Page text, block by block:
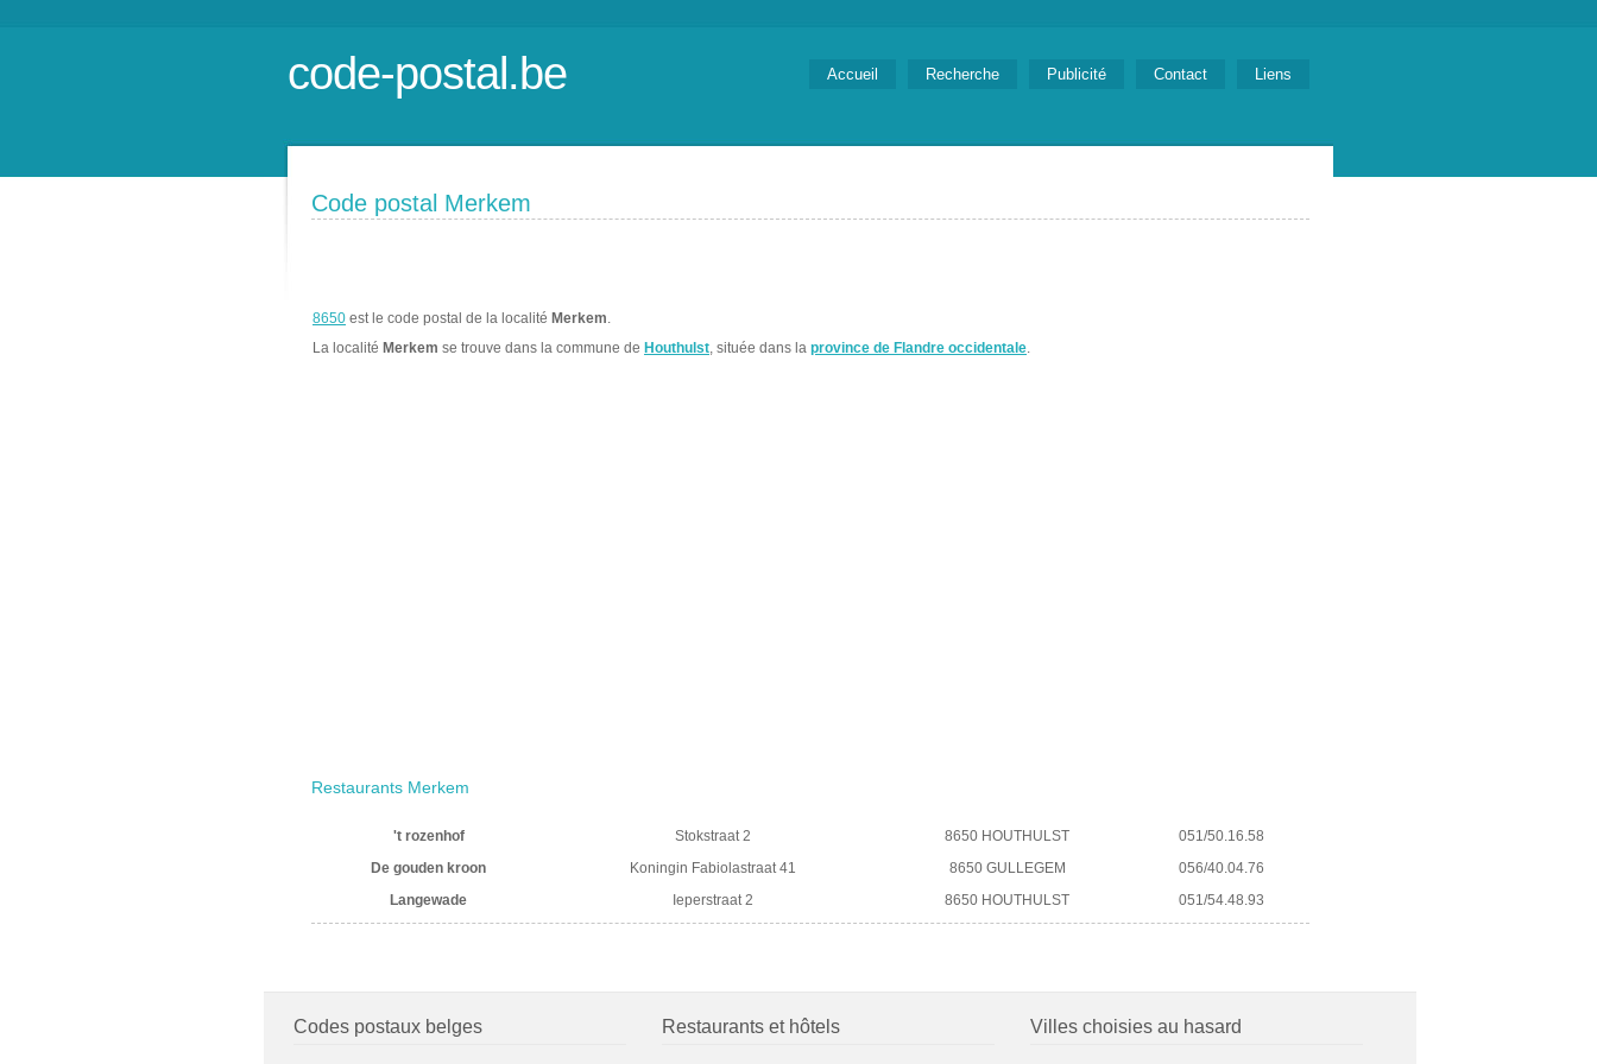
code-postal.be Accueil Recherche Publicité Contact Liens
Code postal Merkem
8650 est le code postal de la localité Merkem.
La localité Merkem se trouve dans la commune de Houthulst, située dans la province de Flandre occidentale.
Restaurants Merkem
't rozenhof Stokstraat 2 8650 HOUTHULST
051/50.16.58
De gouden kroon
Koningin Fabiolastraat 41 8650 GULLEGEM
056/40.04.76
Langewade
Ieperstraat 2 8650 HOUTHULST 051/54.48.93
Codes postaux belges Restaurants et hôtels Villes choisies au hasard